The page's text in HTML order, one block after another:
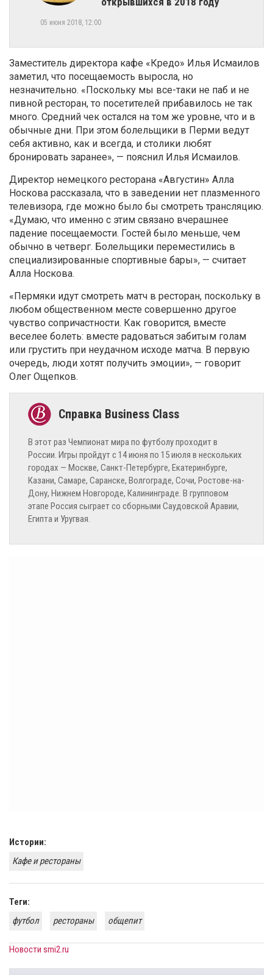
05 июня 2018, 12:00
Заместитель директора кафе «Кредо» Илья Исмаилов
заметил, что посещаемость выросла, но
незначительно. «Поскольку мы все-таки не паб и не
пивной ресторан, то посетителей прибавилось не так
много. Средний чек остался на том же уровне, что и в
обычные дни. При этом болельщики в Перми ведут
себя активно, как и всегда, и столики любят
бронировать заранее», — пояснил Илья Исмаилов.
Директор немецкого ресторана «Августин» Алла
Носкова рассказала, что в заведении нет плазменного
телевизора, где можно было бы смотреть трансляцию.
«Думаю, что именно с этим связано вчерашнее
падение посещаемости. Гостей было меньше, чем
обычно в четверг. Болельщики переместились в
специализированные спортивные бары», — считает
Алла Носкова.
«Пермяки идут смотреть матч в ресторан, поскольку в
любом общественном месте совершенно другое
чувство сопричастности. Как говорится, вместе
веселее болеть: вместе радоваться забитым голам
или грустить при неудачном исходе матча. В первую
очередь, люди хотят получить эмоции», — говорит
Олег Ощепков.
В этот раз Чемпионат мира по футболу проходит в
России. Игры пройдут с 14 июня по 15 июля в нескольких
городах — Москве, Санкт-Петербурге, Екатеринбурге,
Казани, Самаре, Саранске, Волгограде, Сочи, Ростове-на-
Дону, Нижнем Новгороде, Калининграде. В групповом
этапе Россия сыграет со сборными Саудовской Аравии,
Египта и Уругвая.
Истории:
Кафе и рестораны
Теги:
футбол
рестораны общепит
Новости smi2.ru